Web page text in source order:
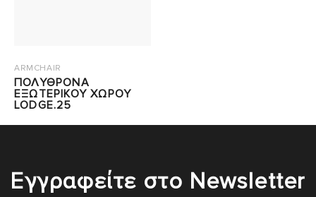
ARMCHAIR
ΠΟΛΥΘΡΟΝΑ
ΕΞΩΤΕΡΙΚΟΥ ΧΩΡΟΥ
LODGE.25
Εγγραφείτε στο Newsletter